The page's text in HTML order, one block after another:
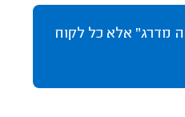
מדרג" אלא כל לקוח